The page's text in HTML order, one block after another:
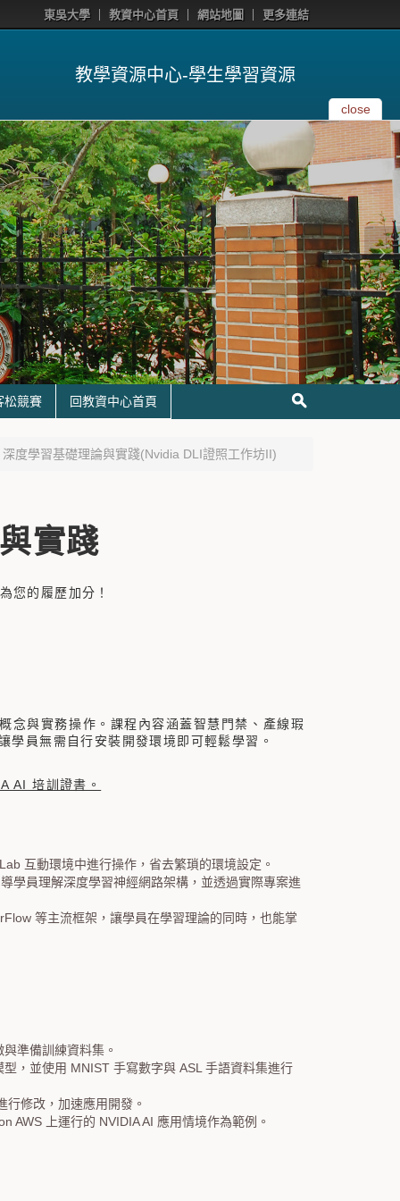
東吳大學 教資中心首頁 網站地圖 更多連結
教學資源中心-學生學習資源
close
松競賽 回教資中心首頁
度學習基礎理論與實踐(Nvidia DLI證照工作坊II)
實踐
您的履歷加分！
念與實務操作。課程內容涵蓋智慧門禁、產線瑕
員無需自行安裝開發環境即可輕鬆學習。
AI 培訓證書。
互動環境中進行操作，省去繁瑣的環境設定。
學員理解深度學習神經網路架構，並透過實際專案進
等主流框架，讓學員在學習理論的同時，也能掌
準備訓練資料集。
，並使用 MNIST 手寫數字與 ASL 手語資料集進行
修改，加速應用開發。
AWS 上運行的 NVIDIA AI 應用情境作為範例。